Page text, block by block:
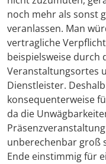
noch mehr als sonst
veranlassen. Man
vertragliche
beispielsweise durch
Veranstaltungsortes
Dienstleister.
konsequenterweise
da die
unberechenbar groß
Ende einstimmig für